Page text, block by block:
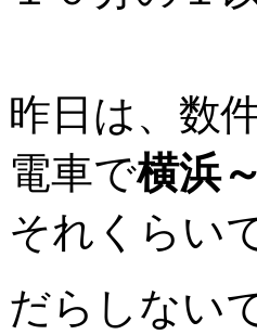
昨日は、数
電車で横浜
それくらい
だらしない